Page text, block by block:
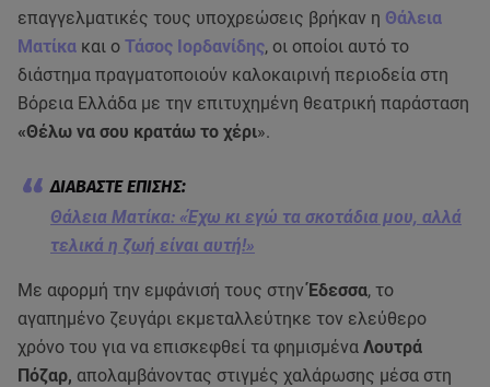
επαγγελματικές τους υποχρεώσεις βρήκαν η Θάλεια
Ματίκα και ο Τάσος Ιορδανίδης, οι οποίοι αυτό το
διάστημα πραγματοποιούν καλοκαιρινή περιοδεία στη
Βόρεια Ελλάδα με την επιτυχημένη θεατρική παράσταση
«Θέλω να σου κρατάω το χέρι».
Θάλεια Ματίκα: «Έχω κι εγώ τα σκοτάδια μου, αλλά
τελικά η ζωή είναι αυτή!»
Με αφορμή την εμφάνισή τους στηνΈδεσσα, το
αγαπημένο ζευγάρι εκμεταλλεύτηκε τον ελεύθερο
χρόνο του για να επισκεφθεί τα φημισμένα Λουτρά
Πόζαρ, απολαμβάνοντας στιγμές χαλάρωσης μέσα στη